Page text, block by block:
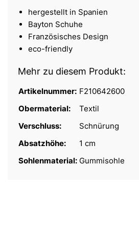
hergestellt in Spanien
Bayton Schuhe
Französisches Design
eco-friendly
Mehr zu diesem Produkt:
Artikelnummer: F210642600
Obermaterial:
Textil
Verschluss:
Schnürung
Absatzhöhe:
1 cm
Sohlenmaterial: Gummisohle